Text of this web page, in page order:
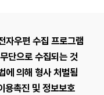
자우편 수집 프로그램
단으로 수집되는 것
에 의해 형사 처벌됨
용촉진 및 정보보호